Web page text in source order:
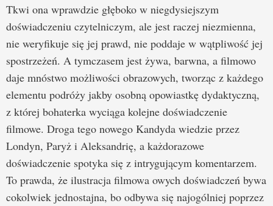
Tkwi ona wprawdzie głęboko w niegdysiejszym
doświadczeniu czytelniczym, ale jest raczej niezmienna,
nie weryfikuje się jej prawd, nie poddaje w wątpliwość jej
spostrzeżeń. A tymczasem jest żywa, barwna, a filmowo
daje mnóstwo możliwości obrazowych, tworząc z każdego
elementu podróży jakby osobną opowiastkę dydaktyczną,
z której bohaterka wyciąga kolejne doświadczenie
filmowe. Droga tego nowego Kandyda wiedzie przez
Londyn, Paryż i Aleksandrię, a każdorazowe
doświadczenie spotyka się z intrygującym komentarzem.
To prawda, że ilustracja filmowa owych doświadczeń bywa
cokolwiek jednostajna, bo odbywa się najogólniej poprzez